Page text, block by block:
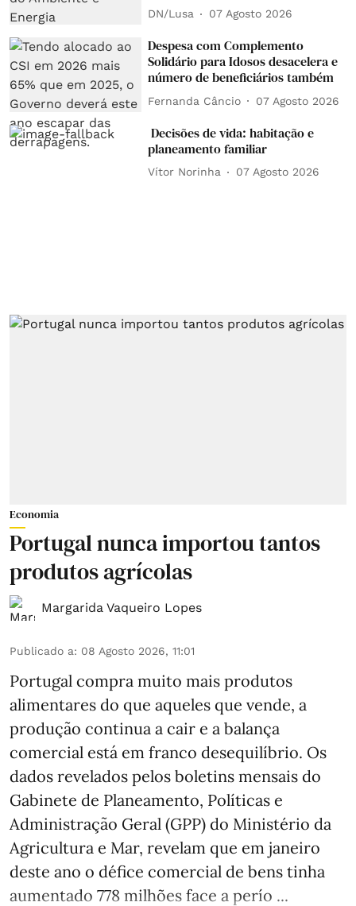
DN/Lusa 07 Agosto 2026
Despesa com Complemento
Solidário para Idosos desacelera e
número de beneficiários também
Fernanda Câncio 07 Agosto 2026
Decisões de vida: habitação e
planeamento familiar
Vítor Norinha 07 Agosto 2026
Economia
Portugal nunca importou tantos
produtos agrícolas
Margarida Vaqueiro Lopes
Publicado a: 08 Agosto 2026, 11:01
Portugal compra muito mais produtos
alimentares do que aqueles que vende, a
produção continua a cair e a balança
comercial está em franco desequilíbrio. Os
dados revelados pelos boletins mensais do
Gabinete de Planeamento, Políticas e
Administração Geral (GPP) do Ministério da
Agricultura e Mar, revelam que em janeiro
deste ano o défice comercial de bens tinha
aumentado 778 milhões face a perío ...